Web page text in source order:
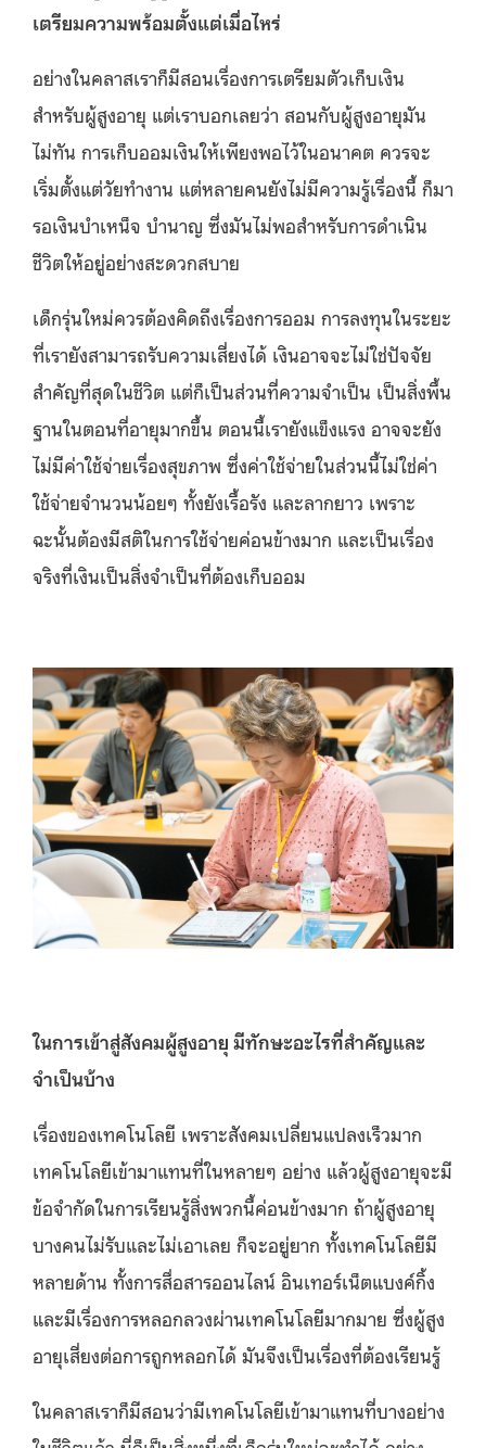
เตรียมความพร้อมตั้งแต่เมื่อไหร่
อย่างในคลาสเราก็มีสอนเรื่องการเตรียมตัวเก็บเงิน
สำหรับผู้สูงอายุ แต่เราบอกเลยว่า สอนกับผู้สูงอายุมัน
ไม่ทัน การเก็บออมเงินให้เพียงพอไว้ในอนาคต ควรจะ
เริ่มตั้งแต่วัยทำงาน แต่หลายคนยังไม่มีความรู้เรื่องนี้ ก็มา
รอเงินบำเหน็จ บำนาญ ซึ่งมันไม่พอสำหรับการดำเนิน
ชีวิตให้อยู่อย่างสะดวกสบาย
เด็กรุ่นใหม่ควรต้องคิดถึงเรื่องการออม การลงทุนในระยะ
ที่เรายังสามารถรับความเสี่ยงได้ เงินอาจจะไม่ใช่ปัจจัย
สำคัญที่สุดในชีวิต แต่ก็เป็นส่วนที่ความจำเป็น เป็นสิ่งพื้น
ฐานในตอนที่อายุมากขึ้น ตอนนี้เรายังแข็งแรง อาจจะยัง
ไม่มีค่าใช้จ่ายเรื่องสุขภาพ ซึ่งค่าใช้จ่ายในส่วนนี้ไม่ใช่ค่า
ใช้จ่ายจำนวนน้อยๆ ทั้งยังเรื้อรัง และลากยาว เพราะ
ฉะนั้นต้องมีสติในการใช้จ่ายค่อนข้างมาก และเป็นเรื่อง
จริงที่เงินเป็นสิ่งจำเป็นที่ต้องเก็บออม
ในการเข้าสู่สังคมผู้สูงอายุ มีทักษะอะไรที่สำคัญและ
จำเป็นบ้าง
เรื่องของเทคโนโลยี เพราะสังคมเปลี่ยนแปลงเร็วมาก
เทคโนโลยีเข้ามาแทนที่ในหลายๆ อย่าง แล้วผู้สูงอายุจะมี
ข้อจำกัดในการเรียนรู้สิ่งพวกนี้ค่อนข้างมาก ถ้าผู้สูงอายุ
บางคนไม่รับและไม่เอาเลย ก็จะอยู่ยาก ทั้งเทคโนโลยีมี
หลายด้าน ทั้งการสื่อสารออนไลน์ อินเทอร์เน็ตแบงค์กิ้ง
และมีเรื่องการหลอกลวงผ่านเทคโนโลยีมากมาย ซึ่งผู้สูง
อายุเสี่ยงต่อการถูกหลอกได้ มันจึงเป็นเรื่องที่ต้องเรียนรู้
ในคลาสเราก็มีสอนว่ามีเทคโนโลยีเข้ามาแทนที่บางอย่าง